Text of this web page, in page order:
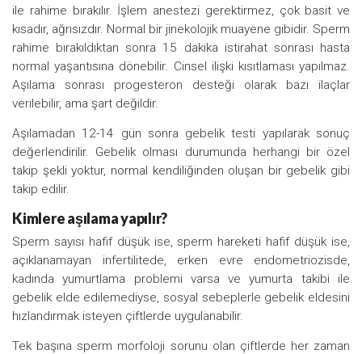
ile rahime bırakılır. İşlem anestezi gerektirmez, çok basit ve
kısadır, ağrısızdır. Normal bir jinekolojik muayene gibidir. Sperm
rahime bırakıldıktan sonra 15 dakika istirahat sonrası hasta
normal yaşantısına dönebilir. Cinsel ilişki kısıtlaması yapılmaz.
Aşılama sonrası progesteron desteği olarak bazı ilaçlar
verilebilir, ama şart değildir.
Aşılamadan 12-14 gün sonra gebelik testi yapılarak sonuç
değerlendirilir. Gebelik olması durumunda herhangi bir özel
takip şekli yoktur, normal kendiliğinden oluşan bir gebelik gibi
takip edilir.
Kimlere aşılama yapılır?
Sperm sayısı hafif düşük ise, sperm hareketi hafif düşük ise,
açıklanamayan infertilitede, erken evre endometriozisde,
kadında yumurtlama problemi varsa ve yumurta takibi ile
gebelik elde edilemediyse, sosyal sebeplerle gebelik eldesini
hızlandırmak isteyen çiftlerde uygulanabilir.
Tek başına sperm morfoloji sorunu olan çiftlerde her zaman